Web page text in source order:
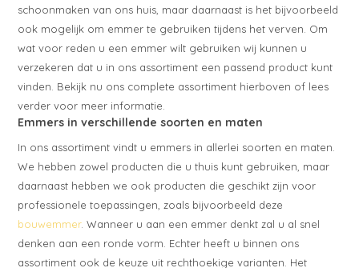
schoonmaken van ons huis, maar daarnaast is het bijvoorbeeld
ook mogelijk om emmer te gebruiken tijdens het verven. Om
wat voor reden u een emmer wilt gebruiken wij kunnen u
verzekeren dat u in ons assortiment een passend product kunt
vinden. Bekijk nu ons complete assortiment hierboven of lees
verder voor meer informatie.
Emmers in verschillende soorten en maten
In ons assortiment vindt u emmers in allerlei soorten en maten.
We hebben zowel producten die u thuis kunt gebruiken, maar
daarnaast hebben we ook producten die geschikt zijn voor
professionele toepassingen, zoals bijvoorbeeld deze
bouwemmer. Wanneer u aan een emmer denkt zal u al snel
denken aan een ronde vorm. Echter heeft u binnen ons
assortiment ook de keuze uit rechthoekige varianten. Het